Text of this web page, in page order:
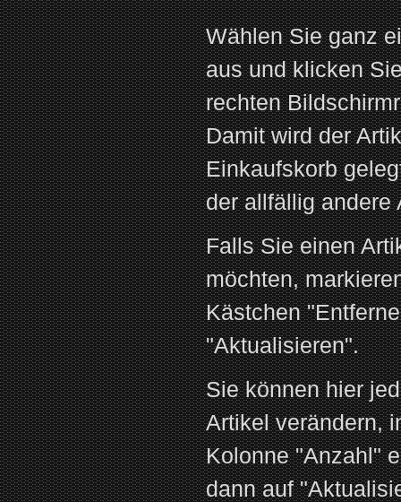
Wählen Sie ganz
aus und klicken
rechten
Damit wird der
Einkaufskorb
der allfällig andere
Falls Sie einen
möchten,
Kästchen
"Aktualisieren".
Sie können hier
Artikel verändern,
Kolonne "Anzahl"
dann auf